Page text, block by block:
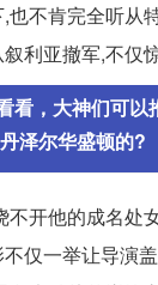
也不肯完全听从
利亚撤军,不仅
看，大神们可以
泽尔华盛顿的?
开他的成名处
仅一举让导演